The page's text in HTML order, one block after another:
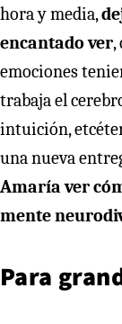
hora y media,
encantado ver,
emociones
trabaja el
intuición,
una nueva
Amaría ver
mente
Para